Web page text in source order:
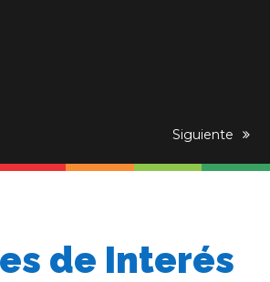
next
Siguiente
de Interés